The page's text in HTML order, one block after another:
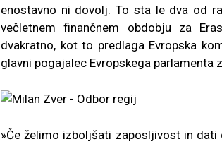
enostavno ni dovolj. To sta le dva od
večletnem finančnem obdobju za
dvakratno, kot to predlaga Evropska
glavni pogajalec Evropskega parlamenta
»Če želimo izboljšati zaposljivost in